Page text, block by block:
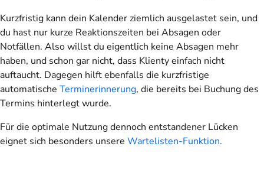
Kurzfristig kann dein Kalender ziemlich ausgelastet sein, und
du hast nur kurze Reaktionszeiten bei Absagen oder
Notfällen. Also willst du eigentlich keine Absagen mehr
haben, und schon gar nicht, dass Klienty einfach nicht
auftaucht. Dagegen hilft ebenfalls die kurzfristige
automatische Terminerinnerung, die bereits bei Buchung des
Termins hinterlegt wurde.
Für die optimale Nutzung dennoch entstandener Lücken
eignet sich besonders unsere Wartelisten-Funktion.